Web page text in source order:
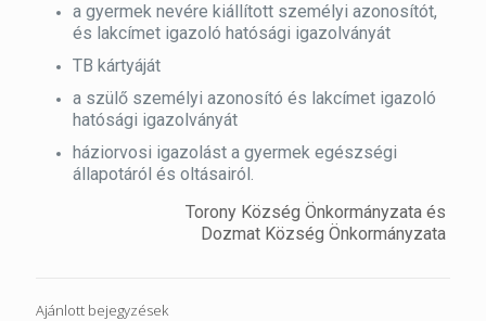
a gyermek nevére kiállított személyi azonosítót,
és lakcímet igazoló hatósági igazolványát
TB kártyáját
a szülő személyi azonosító és lakcímet igazoló
hatósági igazolványát
háziorvosi igazolást a gyermek egészségi
állapotáról és oltásairól.
Torony Község Önkormányzata és
Dozmat Község Önkormányzata
Ajánlott bejegyzések